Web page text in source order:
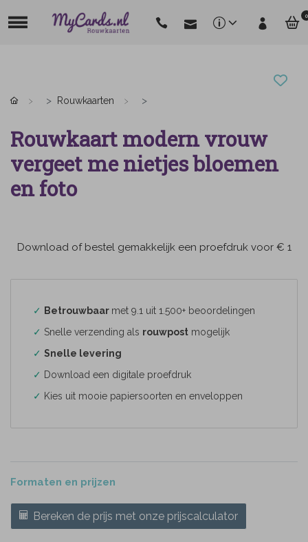
0
Rouwkaarten
Rouwkaart modern vrouw
vergeet me nietjes bloemen
en foto
Download of bestel gemakkelijk een proefdruk voor € 1
✓ Betrouwbaar met 9.1 uit 1.500+ beoordelingen
✓ Snelle verzending als rouwpost mogelijk
✓ Snelle levering
✓ Download een digitale proefdruk
✓ Kies uit mooie papiersoorten en enveloppen
Formaten en prijzen
Bereken de prijs met onze prijscalculator